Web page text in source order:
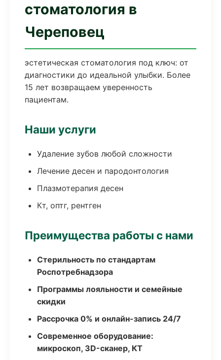
стоматология в
Череповец
эстетическая стоматология под ключ: от
диагностики до идеальной улыбки. Более
15 лет возвращаем уверенность
пациентам.
Наши услуги
Удаление зубов любой сложности
Лечение десен и пародонтология
Плазмотерапия десен
Кт, оптг, рентген
Преимущества работы с нами
Стерильность по стандартам
Роспотребнадзора
Программы лояльности и семейные
скидки
Рассрочка 0% и онлайн-запись 24/7
Современное оборудование:
микроскоп, 3D-сканер, КТ